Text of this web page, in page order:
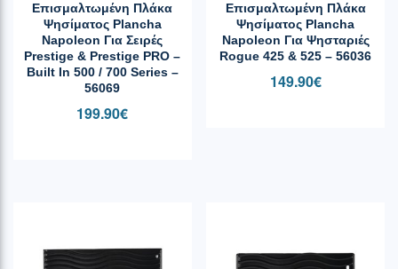
Επισμαλτωμένη Πλάκα
Ψησίματος Plancha
Napoleon Για Σειρές
Prestige & Prestige PRO –
Built In 500 / 700 Series –
56069
199.90€
Επισμαλτωμένη Πλάκα
Ψησίματος Plancha
Napoleon Για Ψησταριές
Rogue 425 & 525 – 56036
149.90€